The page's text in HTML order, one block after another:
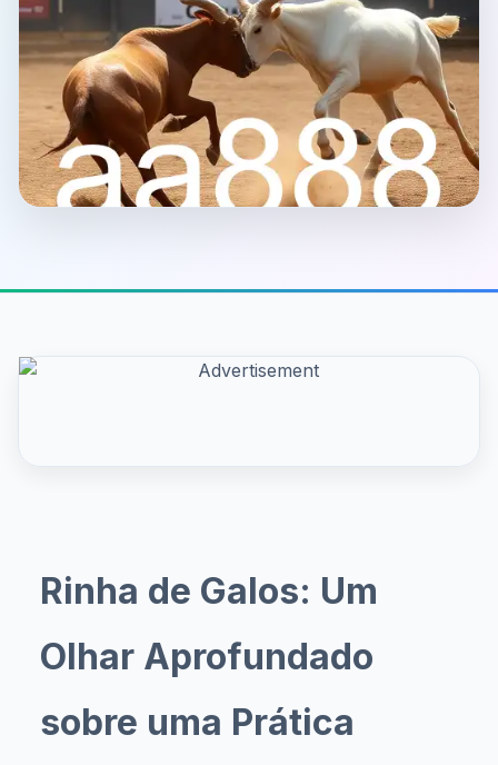
Rinha de Galos: Um
Olhar Aprofundado
sobre uma Prática